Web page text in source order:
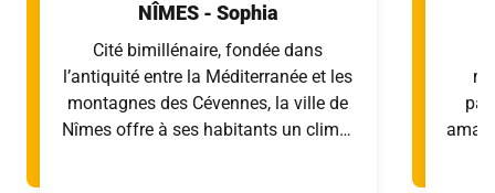
NÎMES- Sophia
Cité bimillénaire, fondée dans
l’antiquité entre la Méditerranée et les
montagnes des Cévennes, la ville de
Nîmesoffre à ses habitants un climat